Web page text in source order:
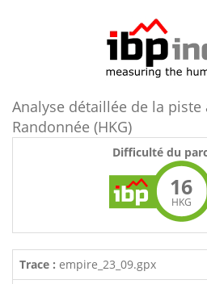
Analyse détaillée de la piste
Randonnée (HKG)
Difficulté du
16
HKG
Trace : empire_23_09.gpx